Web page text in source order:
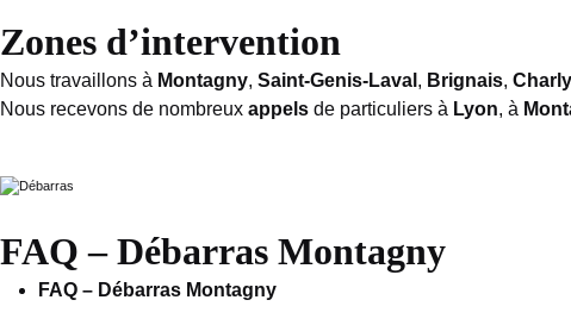
Zones d’intervention
Nous travaillons à Montagny, Saint-Genis-Laval , Brignais, Charly
Nous recevons de nombreux appels de particuliers à Lyon, à
FAQ – Débarras Montagny
FAQ – Débarras Montagny